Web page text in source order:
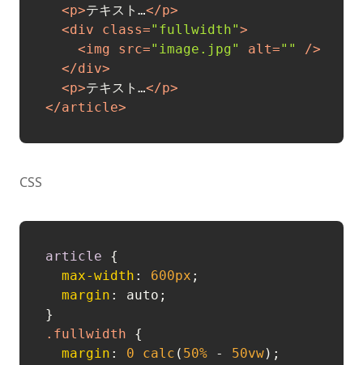
<p>テキスト…</p>
<div class="fullwidth">
<img src="image.jpg" alt=""
/>
</div>
<p>テキスト…</p>
</article>
CSS
article {
max-width : 600px ;
margin : auto;
.fullwidth {
margin : 0 calc ( 50% - 50vw);